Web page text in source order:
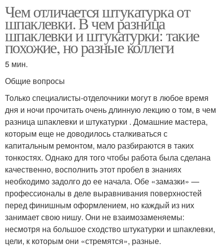
Чем отличается штукатурка от
шпаклевки. В чем разница
шпаклевки и штукатурки: такие
похожие, но разные коллеги
5 мин.
Общие вопросы
Только специалисты-отделочники могут в любое время
дня и ночи прочитать очень длинную лекцию о том, в чем
разница шпаклевки и штукатурки . Домашние мастера,
которым еще не доводилось сталкиваться с
капитальным ремонтом, мало разбираются в таких
тонкостях. Однако для того чтобы работа была сделана
качественно, восполнить этот пробел в знаниях
необходимо задолго до ее начала. Обе «замазки» —
профессионалы в деле выравнивания поверхностей
перед финишным оформлением, но каждый из них
занимает свою нишу. Они не взаимозаменяемы:
несмотря на большое сходство штукатурки и шпаклевки,
цели, к которым они «стремятся», разные.